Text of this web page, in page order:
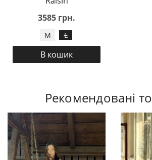
3585 грн.
M L
В кошик
Рекомендовані